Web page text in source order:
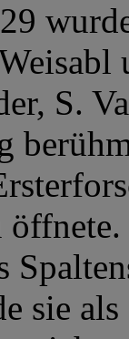
S.
sie